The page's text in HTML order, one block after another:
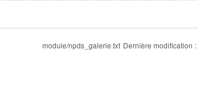
module/npds_galerie.txt Dernière modification :